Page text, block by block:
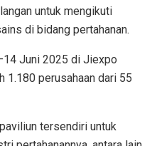
untuk mengikuti
di bidang pertahanan.
Juni 2025 di Jiexpo
1.180 perusahaan dari 55
tersendiri untuk